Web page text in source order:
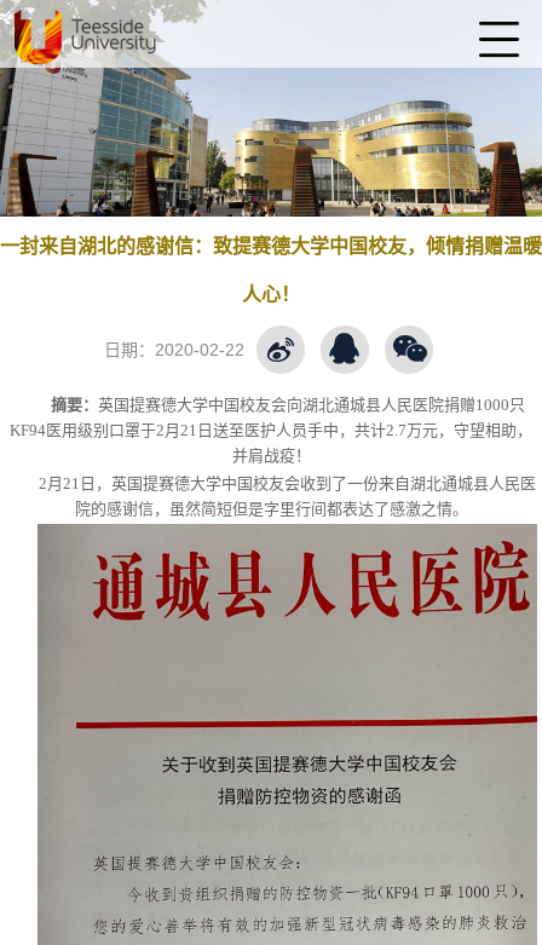
一封来自湖北的感谢信：致提赛德大学中国校友，倾情捐赠温暖
人心！
2020-02-22
日期：
摘要： 英国提赛德大学中国校友会向湖北通城县人民医院捐赠1000只
KF94医用级别口罩于2月21日送至医护人员手中，共计2.7万元，守望相助，
并肩战疫！
2月21日，英国提赛德大学中国校友会收到了一份来自湖北通城县人民医
院的感谢信，虽然简短但是字里行间都表达了感激之情。